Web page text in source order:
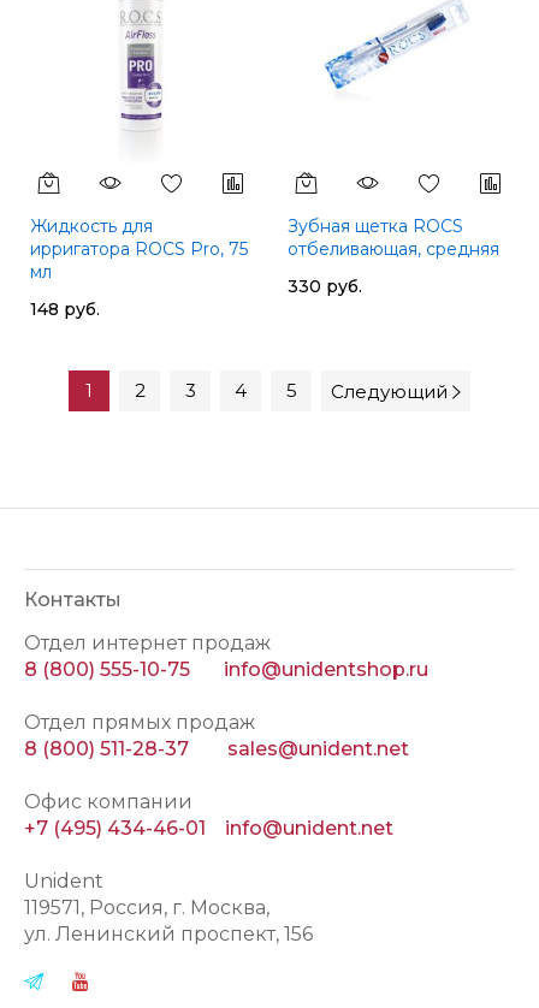
Жидкость для
ирригатора ROCS Pro, 75
мл
148 руб.
Зубная щетка ROCS
отбеливающая, средняя
330 руб.
1 2 3 4 5 Следующий
Контакты
Отдел интернет продаж
8 (800) 555-10-75
info@unidentshop.ru
Отдел прямых продаж
8 (800) 511-28-37
sales@unident.net
Офис компании
+7 (495) 434-46-01
info@unident.net
Unident
119571, Россия, г. Москва,
ул. Ленинский проспект, 156